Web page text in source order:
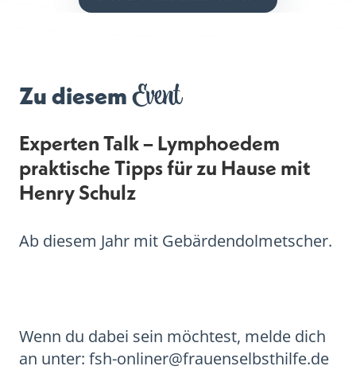
Zu diesemEvent
Experten Talk – Lymphoedem
praktische Tipps für zu Hause mit
Henry Schulz
Ab diesem Jahr mit Gebärdendolmetscher.
Wenn du dabei sein möchtest, melde dich
an unter: fsh-onliner@frauenselbsthilfe.de